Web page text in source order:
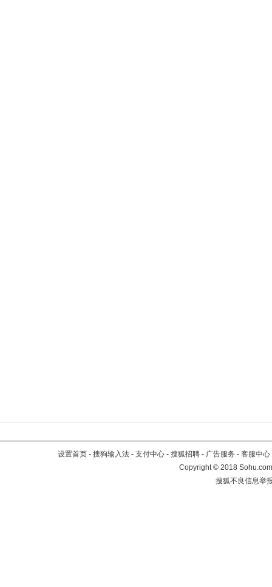
设置首页 - 搜狗输入法 - 支付中心 - 搜狐招聘 - 广告服务 - 客服中心
Copyright©2018
搜狐不良信息举